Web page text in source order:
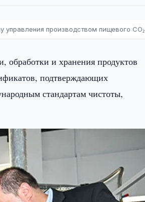
производством пищевого CO₂
обработки и хранения продуктов
подтверждающих
стандартам чистоты,